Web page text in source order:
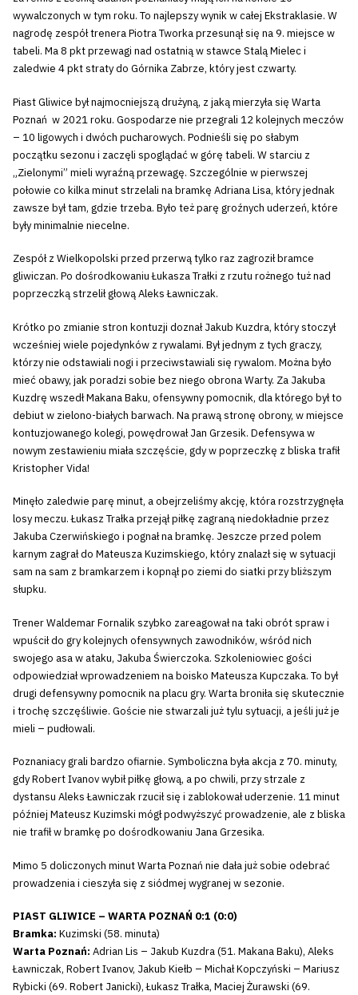
wywalczonych w tym roku. To najlepszy wynik w całej Ekstraklasie. W
nagrodę zespół trenera Piotra Tworka przesunął się na 9. miejsce w
tabeli. Ma 8 pkt przewagi nad ostatnią w stawce Stalą Mielec i
zaledwie 4 pkt straty do Górnika Zabrze, który jest czwarty.
Piast Gliwice był najmocniejszą drużyną, z jaką mierzyła się Warta
Poznań w 2021 roku. Gospodarze nie przegrali 12 kolejnych meczów
– 10 ligowych i dwóch pucharowych. Podnieśli się po słabym
początku sezonu i zaczęli spoglądać w górę tabeli. W starciu z
„Zielonymi” mieli wyraźną przewagę. Szczególnie w pierwszej
połowie co kilka minut strzelali na bramkę Adriana Lisa, który jednak
zawsze był tam, gdzie trzeba. Było też parę groźnych uderzeń, które
były minimalnie niecelne.
Zespół z Wielkopolski przed przerwą tylko raz zagroził bramce
gliwiczan. Po dośrodkowaniu Łukasza Trałki z rzutu rożnego tuż nad
poprzeczką strzelił głową Aleks Ławniczak.
Krótko po zmianie stron kontuzji doznał Jakub Kuzdra, który stoczył
wcześniej wiele pojedynków z rywalami. Był jednym z tych graczy,
którzy nie odstawiali nogi i przeciwstawiali się rywalom. Można było
mieć obawy, jak poradzi sobie bez niego obrona Warty. Za Jakuba
Kuzdrę wszedł Makana Baku, ofensywny pomocnik, dla którego był to
debiut w zielono-białych barwach. Na prawą stronę obrony, w miejsce
kontuzjowanego kolegi, powędrował Jan Grzesik. Defensywa w
nowym zestawieniu miała szczęście, gdy w poprzeczkę z bliska trafił
Kristopher Vida!
Minęło zaledwie parę minut, a obejrzeliśmy akcję, która rozstrzygnęła
losy meczu. Łukasz Trałka przejął piłkę zagraną niedokładnie przez
Jakuba Czerwińskiego i pognał na bramkę. Jeszcze przed polem
karnym zagrał do Mateusza Kuzimskiego, który znalazł się w sytuacji
sam na sam z bramkarzem i kopnął po ziemi do siatki przy bliższym
słupku.
Trener Waldemar Fornalik szybko zareagował na taki obrót spraw i
wpuścił do gry kolejnych ofensywnych zawodników, wśród nich
swojego asa w ataku, Jakuba Świerczoka. Szkoleniowiec gości
odpowiedział wprowadzeniem na boisko Mateusza Kupczaka. To był
drugi defensywny pomocnik na placu gry. Warta broniła się skutecznie
i trochę szczęśliwie. Goście nie stwarzali już tylu sytuacji, a jeśli już je
mieli – pudłowali.
Poznaniacy grali bardzo ofiarnie. Symboliczna była akcja z 70. minuty,
gdy Robert Ivanov wybił piłkę głową, a po chwili, przy strzale z
dystansu Aleks Ławniczak rzucił się i zablokował uderzenie. 11 minut
później Mateusz Kuzimski mógł podwyższyć prowadzenie, ale z bliska
nie trafił w bramkę po dośrodkowaniu Jana Grzesika.
Mimo 5 doliczonych minut Warta Poznań nie dała już sobie odebrać
prowadzenia i cieszyła się z siódmej wygranej w sezonie.
PIAST GLIWICE – WARTA POZNAŃ 0:1 (0:0)
Bramka: Kuzimski (58. minuta)
Warta Poznań: Adrian Lis – Jakub Kuzdra (51. Makana Baku), Aleks
Ławniczak, Robert Ivanov, Jakub Kiełb – Michał Kopczyński – Mariusz
Rybicki (69. Robert Janicki), Łukasz Trałka, Maciej Żurawski (69.